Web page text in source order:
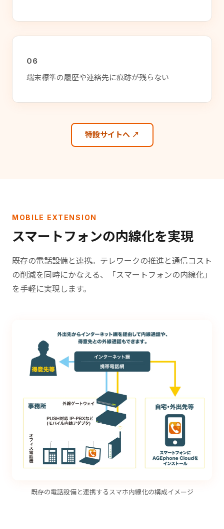
06
端末標準の履歴や連絡先に痕跡が残らない
特設サイトへ ↗
MOBILE EXTENSION
スマートフォンの内線化を実現
既存の電話設備と連携。テレワークの推進と通信コスト
の削減を同時にかなえる、「スマートフォンの内線化」
を手軽に実現します。
既存の電話設備と連携するスマホ内線化の構成イメージ